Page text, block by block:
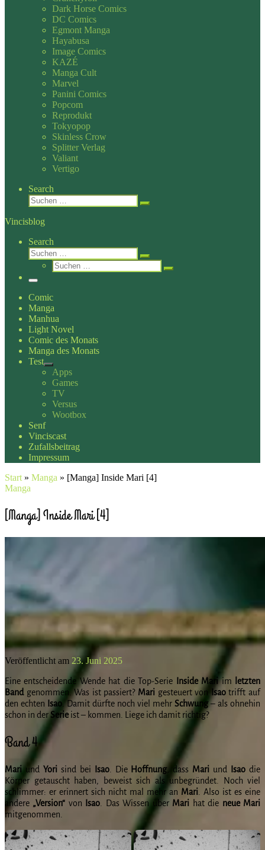
Dark Horse Comics
DC Comics
Egmont Manga
Hayabusa
Image Comics
KAZÉ
Manga Cult
Marvel
Panini Comics
Popcom
Reprodukt
Tokyopop
Skinless Crow
Splitter Verlag
Valiant
Vertigo
Search
Suche
Suchen …
Vincisblog
Search
Suche
Suchen …
Suche
Suchen …
Menü
Comic
Manga
Manhua
Light Novel
Comic des Monats
Manga des Monats
Test
Apps
Games
TV
Versus
Wootbox
Senf
Vinciscast
Zufallsbeitrag
Impressum
Start » Manga » [Manga] Inside Mari [4]
Manga
[Manga] Inside Mari [4]
Veröffentlicht am 23. Juni 2025
Eine entscheidende Wende hat die Top-Serie Inside Mariim
letzten
Bandgenommen. Was ist passiert? Mari gesteuert von Isaotrifft auf
den echten Isao . Damit dürfte noch viel mehr Schwung– als ohnehin
schon in derSerieist – kommen. Liege ich damit richtig?
Band 4
Mariund Yori sind bei Isao. Die Hoffnung, dass Mari und Isao die
Körper getauscht haben, beweist sich als unbegründet. Noch viel
schlimmer: er erinnert sich nicht mal mehr an Mari . Also ist es eine
andere „Version“ von Isao . Das Wissen über Mari hat die neue Mari
mitgenommen.